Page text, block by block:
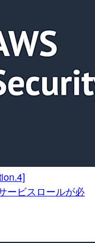
ービスロールが必